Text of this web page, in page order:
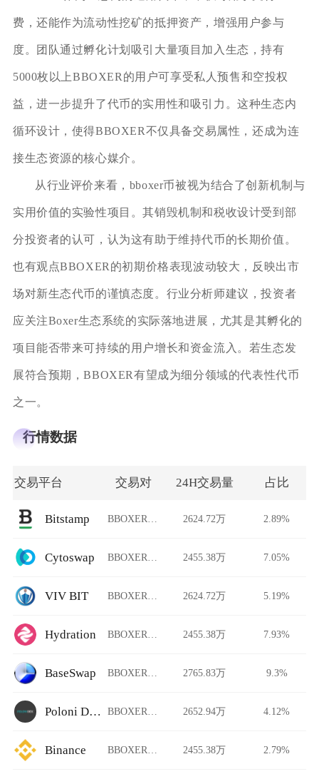
费，还能作为流动性挖矿的抵押资产，增强用户参与
度。团队通过孵化计划吸引大量项目加入生态，持有
5000枚以上BBOXER的用户可享受私人预售和空投权
益，进一步提升了代币的实用性和吸引力。这种生态内
循环设计，使得BBOXER不仅具备交易属性，还成为连
接生态资源的核心媒介。
从行业评价来看，bboxer币被视为结合了创新机制与
实用价值的实验性项目。其销毁机制和税收设计受到部
分投资者的认可，认为这有助于维持代币的长期价值。
也有观点BBOXER的初期价格表现波动较大，反映出市
场对新生态代币的谨慎态度。行业分析师建议，投资者
应关注Boxer生态系统的实际落地进展，尤其是其孵化的
项目能否带来可持续的用户增长和资金流入。若生态发
展符合预期，BBOXER有望成为细分领域的代表性代币
之一。
行情数据
交易平台 交易对 24H交易量 占比
Bitstamp BBOXER/USDT 2624.72万 2.89%
Cytoswap BBOXER/USDT 2455.38万 7.05%
VIV BIT BBOXER/USDT 2624.72万 5.19%
Hydration BBOXER/USDT 2455.38万 7.93%
BaseSwap BBOXER/USDT 2765.83万 9.3%
Poloni DEX BBOXER/USDT 2652.94万 4.12%
Binance BBOXER/USDT 2455.38万 2.79%